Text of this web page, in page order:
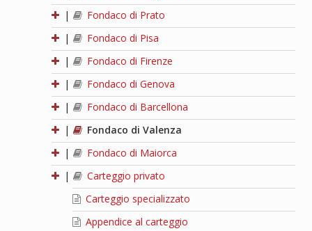
|
Fondaco di Prato
|
Fondaco di Pisa
|
Fondaco di Firenze
|
Fondaco di Genova
|
Fondaco di Barcellona
|
Fondaco di Valenza
|
Fondaco di Maiorca
|
Carteggio privato
Carteggio specializzato
Appendice al carteggio